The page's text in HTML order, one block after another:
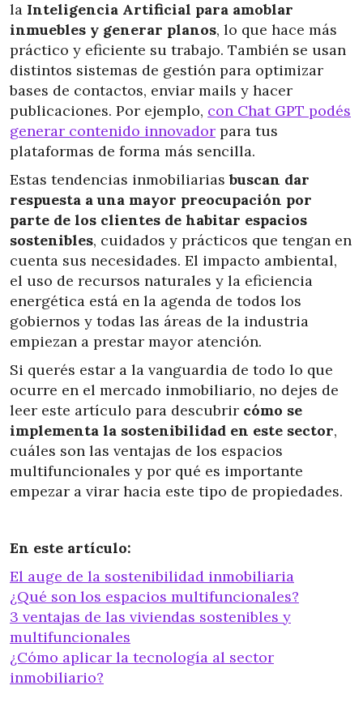
la Inteligencia Artificial para amoblar
inmuebles y generar planos, lo que hace más
práctico y eficiente su trabajo. También se usan
distintos sistemas de gestión para optimizar
bases de contactos, enviar mails y hacer
publicaciones. Por ejemplo, con Chat GPT podés
generar contenido innovador para tus
plataformas de forma más sencilla.
Estas tendencias inmobiliariasbuscan dar
respuesta a una mayor preocupación por
parte de los clientes de habitar espacios
sostenibles, cuidados y prácticos que tengan en
cuenta sus necesidades. El impacto ambiental,
el uso de recursos naturales y la eficiencia
energética está en la agenda de todos los
gobiernos y todas las áreas de la industria
empiezan a prestar mayor atención.
Si querés estar a la vanguardia de todo lo que
ocurre en el mercado inmobiliario, no dejes de
leer este artículo para descubrir cómo se
implementa la sostenibilidad en este sector,
cuáles son las ventajas de los espacios
multifuncionales y por qué es importante
empezar a virar hacia este tipo de propiedades.
En este artículo:
El auge de la sostenibilidad inmobiliaria
¿Qué son los espacios multifuncionales?
3 ventajas de las viviendas sostenibles y
multifuncionales
¿Cómo aplicar la tecnología al sector
inmobiliario?